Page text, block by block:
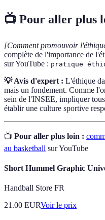
📺 Pour aller plus
[Comment promouvoir
complète de l'importance de
sur YouTube : pratique
💡 Avis d'expert : L'éthique
mais un fondement. Comme
sein de l'INSEE, impliquer
établir une culture sportive
📺 Pour aller plus loin :
au basketball sur YouTube
Short Hummel Graphic
Handball Store FR
21.00 EURVoir le prix